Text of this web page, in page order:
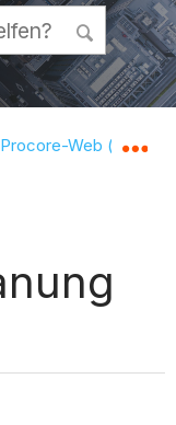
und
Procore-Web